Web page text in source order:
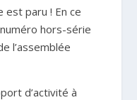
est paru ! En ce
hors-série
l’assemblée
d’activité à